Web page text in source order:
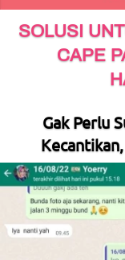
SOLUSI
CAPE
Gak Perlu